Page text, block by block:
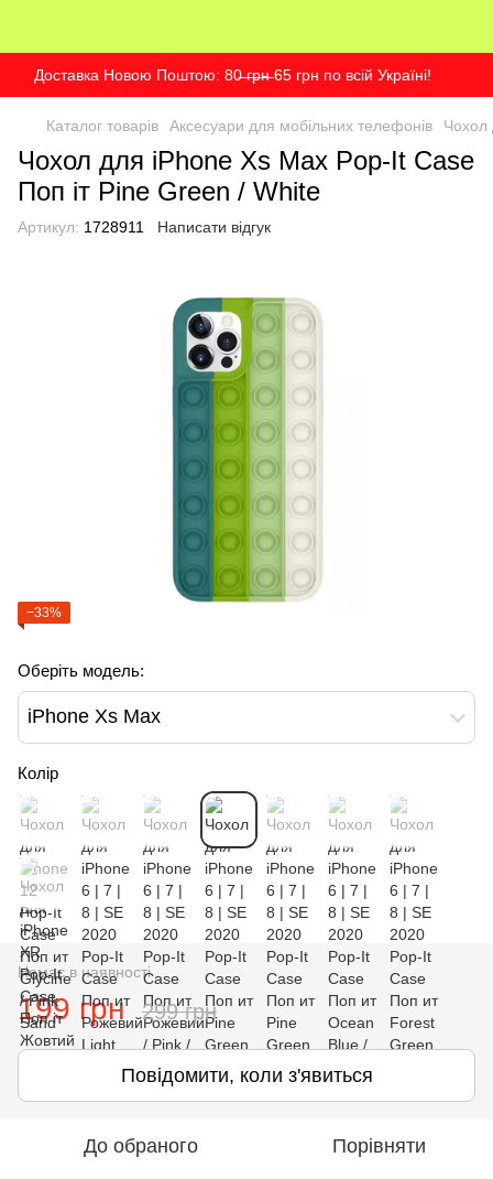
Доставка Новою Поштою: 80̶ ̶г̶р̶н̶ 65 грн по всій Україні!
Каталог товарів Аксесуари для мобільних телефонів Чохол
Чохол для iPhone Xs Max Pop-It Case
Поп іт Pine Green / White
Артикул: 1728911 Написати відгук
−33%
Оберіть модель:
iPhone Xs Max
Колір
Немає в наявності
199 грн 299 грн
Повідомити, коли з'явиться
До обраного Порівняти